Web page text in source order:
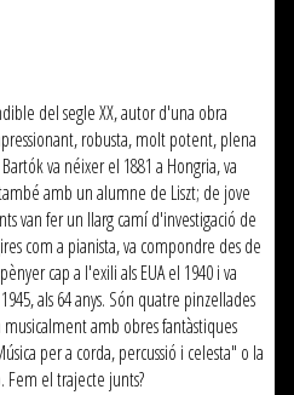
del segle XX, autor d'una obra
robusta, molt potent, plena
va néixer el 1881 a Hongria, va
amb un alumne de Liszt; de jove
van fer un llarg camí d'investigació de
com a pianista, va compondre des de
cap a l'exili als EUA el 1940 i va
als 64 anys. Són quatre pinzellades
amb obres fantàstiques
per a corda, percussió i celesta" o la
Fem el trajecte junts?